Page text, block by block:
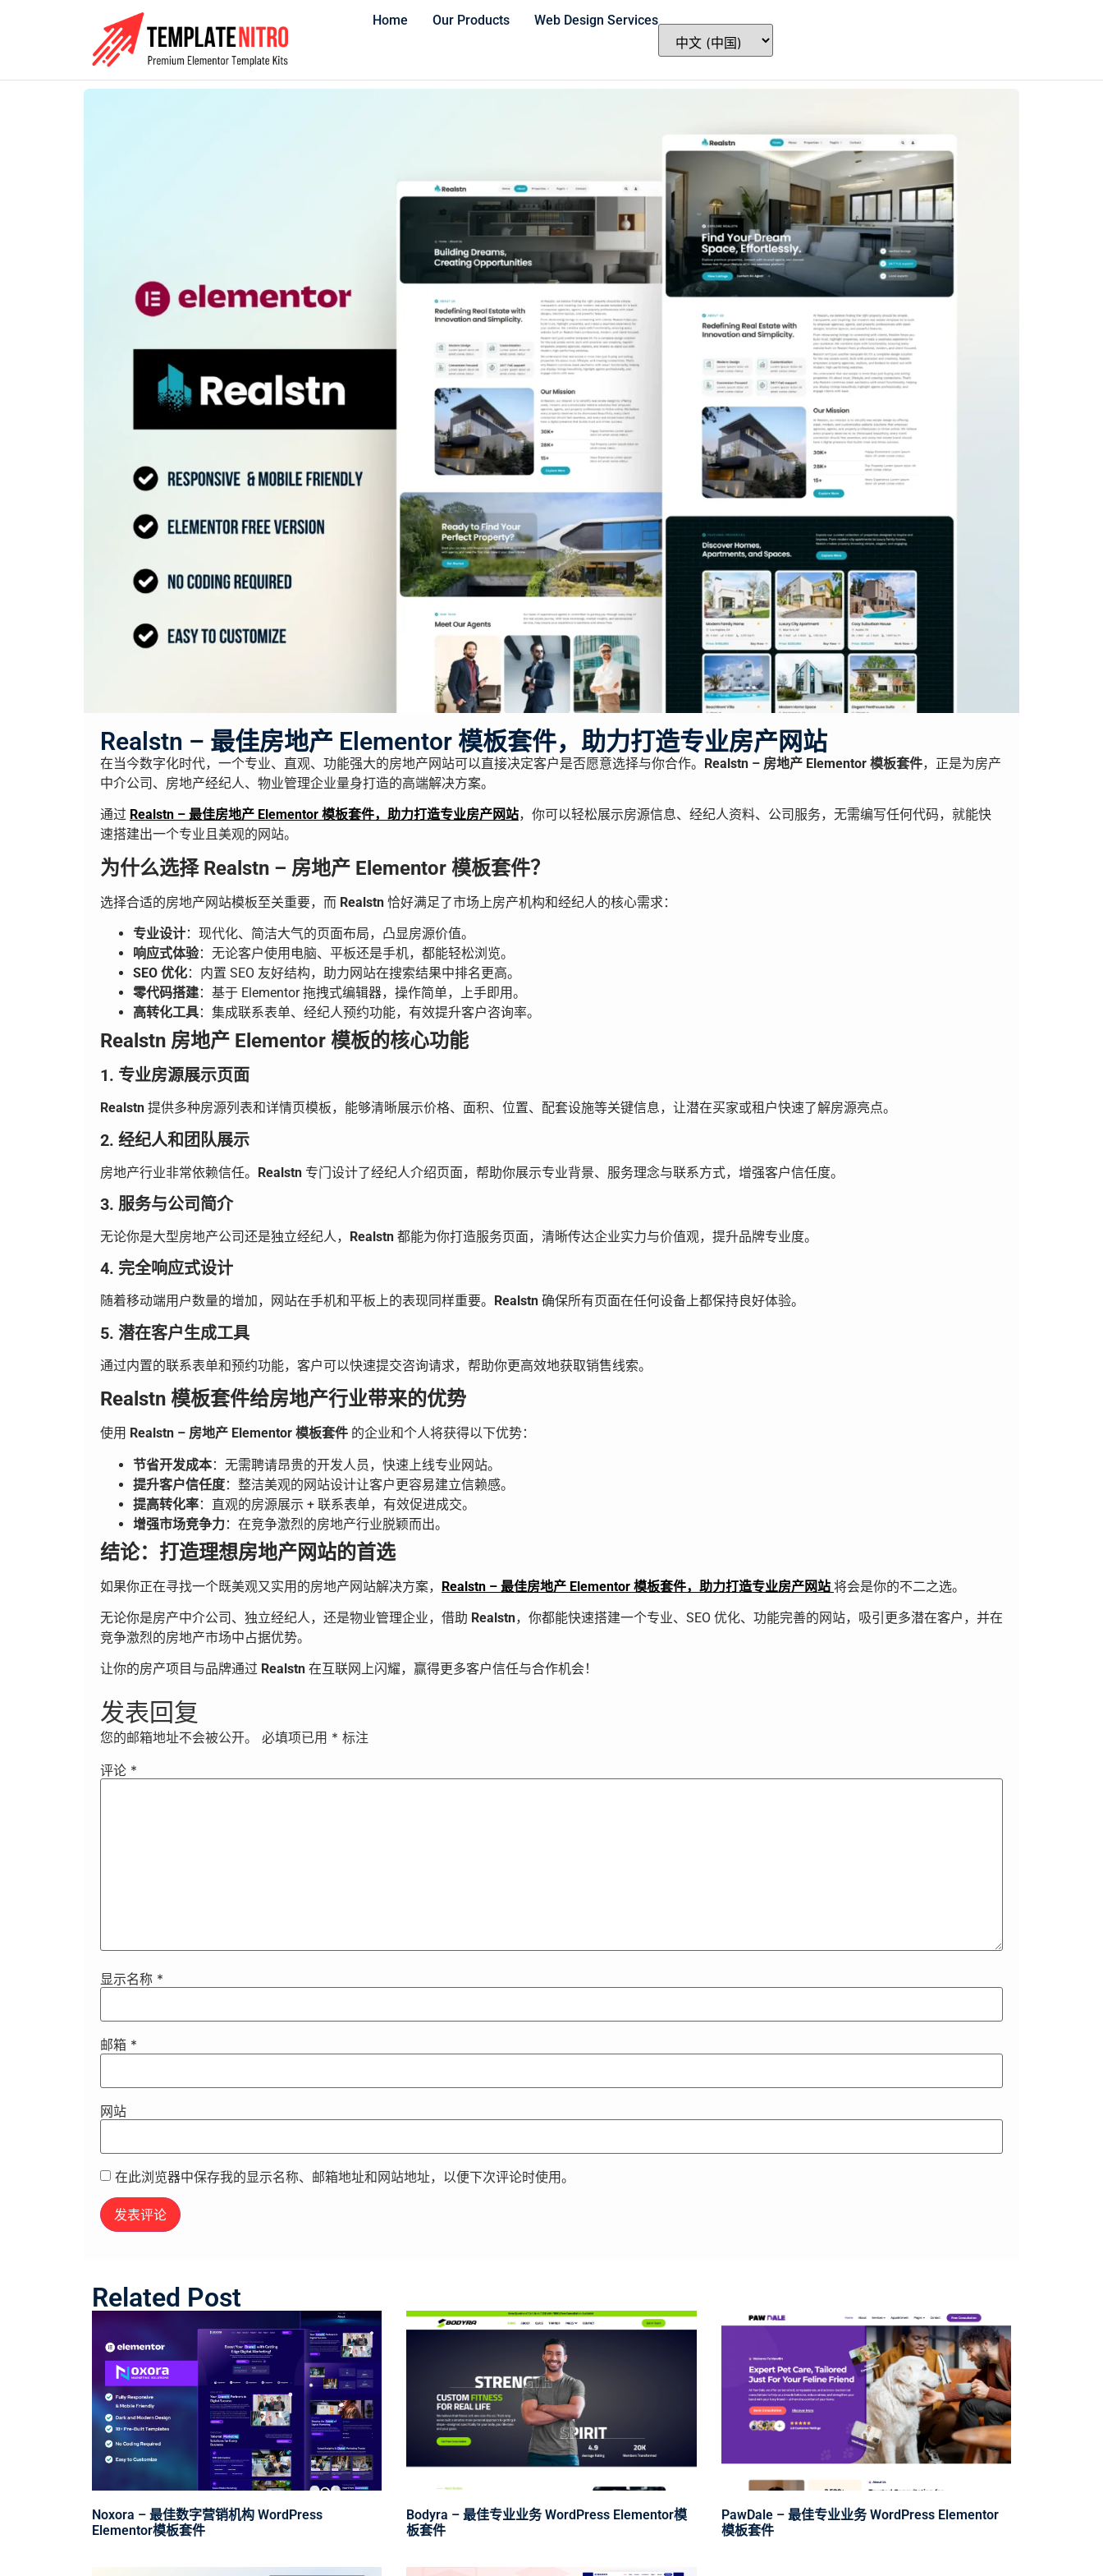
Home Our Products Web Design Services
Realstn – 最佳房地产 Elementor 模板套件，助力打造专业房产网站
在当今数字化时代，一个专业、直观、功能强大的房地产网站可以直接决定客户是否愿意选择与你合作。 Realstn – 房地产 Elementor 模板套件，正是为房产
中介公司、房地产经纪人、物业管理企业量身打造的高端解决方案。
通过 Realstn – 最佳房地产 Elementor 模板套件，助力打造专业房产网站，你可以轻松展示房源信息、经纪人资料、公司服务，无需编写任何代码，就能快
速搭建出一个专业且美观的网站。
为什么选择 Realstn – 房地产 Elementor 模板套件？
选择合适的房地产网站模板至关重要，而 Realstn 恰好满足了市场上房产机构和经纪人的核心需求：
专业设计：现代化、简洁大气的页面布局，凸显房源价值。
响应式体验：无论客户使用电脑、平板还是手机，都能轻松浏览。
SEO 优化：内置 SEO 友好结构，助力网站在搜索结果中排名更高。
零代码搭建：基于 Elementor 拖拽式编辑器，操作简单，上手即用。
高转化工具：集成联系表单、经纪人预约功能，有效提升客户咨询率。
Realstn 房地产 Elementor 模板的核心功能
1. 专业房源展示页面
Realstn 提供多种房源列表和详情页模板，能够清晰展示价格、面积、位置、配套设施等关键信息，让潜在买家或租户快速了解房源亮点。
2. 经纪人和团队展示
房地产行业非常依赖信任。 Realstn 专门设计了经纪人介绍页面，帮助你展示专业背景、服务理念与联系方式，增强客户信任度。
3. 服务与公司简介
无论你是大型房地产公司还是独立经纪人， Realstn 都能为你打造服务页面，清晰传达企业实力与价值观，提升品牌专业度。
4. 完全响应式设计
随着移动端用户数量的增加，网站在手机和平板上的表现同样重要。 Realstn 确保所有页面在任何设备上都保持良好体验。
5. 潜在客户生成工具
通过内置的联系表单和预约功能，客户可以快速提交咨询请求，帮助你更高效地获取销售线索。
Realstn 模板套件给房地产行业带来的优势
使用 Realstn – 房地产 Elementor 模板套件 的企业和个人将获得以下优势：
节省开发成本：无需聘请昂贵的开发人员，快速上线专业网站。
提升客户信任度：整洁美观的网站设计让客户更容易建立信赖感。
提高转化率：直观的房源展示 + 联系表单，有效促进成交。
增强市场竞争力：在竞争激烈的房地产行业脱颖而出。
结论：打造理想房地产网站的首选
如果你正在寻找一个既美观又实用的房地产网站解决方案， Realstn – 最佳房地产 Elementor 模板套件，助力打造专业房产网站 将会是你的不二之选。
无论你是房产中介公司、独立经纪人，还是物业管理企业，借助 Realstn，你都能快速搭建一个专业、SEO 优化、功能完善的网站，吸引更多潜在客户，并在
竞争激烈的房地产市场中占据优势。
让你的房产项目与品牌通过 Realstn 在互联网上闪耀，赢得更多客户信任与合作机会！
发表回复
您的邮箱地址不会被公开。 必填项已用 * 标注
评论 *
显示名称 *
邮箱 *
网站
在此浏览器中保存我的显示名称、邮箱地址和网站地址，以便下次评论时使用。
Related Post
Noxora – 最佳数字营销机构 WordPress
Elementor模板套件
Bodyra – 最佳专业业务 WordPress Elementor模
板套件
PawDale – 最佳专业业务 WordPress Elementor
模板套件